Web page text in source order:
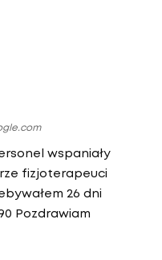
wspaniały
fizjoterapeuci
26 dni
Pozdrawiam